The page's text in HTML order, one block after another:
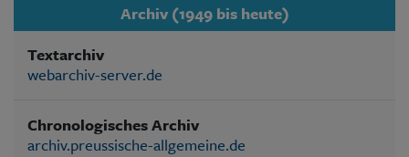
Archiv (1949 bis heute)
Textarchiv
webarchiv-server.de
Chronologisches Archiv
archiv.preussische-allgemeine.de